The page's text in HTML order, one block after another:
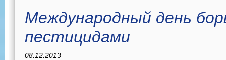
Международный день
пестицидами
08.12.2013